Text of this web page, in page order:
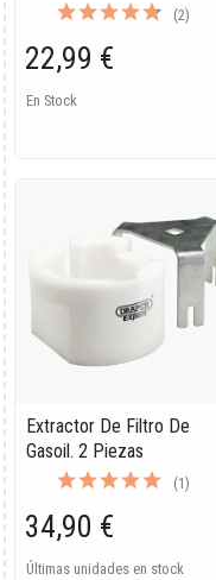
(2)
22,99 €
En Stock
Extractor De Filtro De
Gasoil. 2 Piezas
(1)
34,90 €
Últimas unidades en stock